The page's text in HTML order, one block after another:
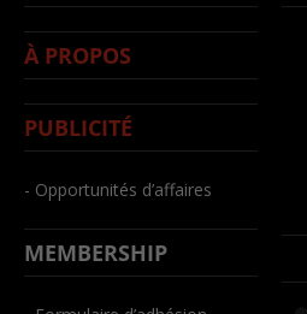
À PROPOS
PUBLICITÉ
- Opportunités d’affaires
MEMBERSHIP